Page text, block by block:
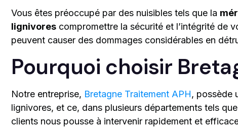
Vous êtes préoccupé par des nuisibles tels que la
lignivores compromettre la sécurité et l’intégrité de
peuvent causer des dommages considérables en
Pourquoi choisir
Notre entreprise, Bretagne Traitement APH, possède
lignivores, et ce, dans plusieurs départements tels
clients nous pousse à intervenir rapidement et